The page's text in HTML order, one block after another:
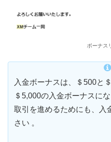
ボーナス
入金ボーナスは、＄500と
＄5,000の入金ボーナスに
取引を進めるためにも、入
さい 。